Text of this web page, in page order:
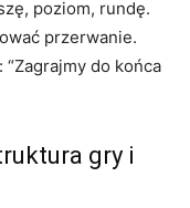
poziom, rundę.
przerwanie.
do końca
gry i